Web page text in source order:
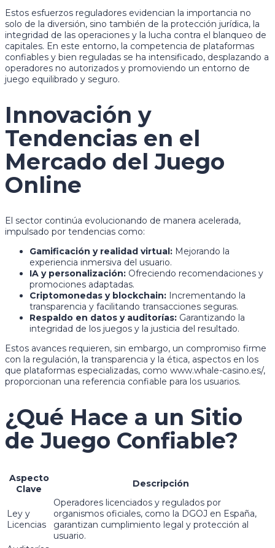
Estos esfuerzos reguladores evidencian la importancia no
solo de la diversión, sino también de la protección jurídica, la
integridad de las operaciones y la lucha contra el blanqueo de
capitales. En este entorno, la competencia de plataformas
confiables y bien reguladas se ha intensificado, desplazando a
operadores no autorizados y promoviendo un entorno de
juego equilibrado y seguro.
Innovación y
Tendencias en el
Mercado del Juego
Online
El sector continúa evolucionando de manera acelerada,
impulsado por tendencias como:
Gamificación y realidad virtual: Mejorando la
experiencia inmersiva del usuario.
IA y personalización: Ofreciendo recomendaciones y
promociones adaptadas.
Criptomonedas y blockchain: Incrementando la
transparencia y facilitando transacciones seguras.
Respaldo en datos y auditorías: Garantizando la
integridad de los juegos y la justicia del resultado.
Estos avances requieren, sin embargo, un compromiso firme
con la regulación, la transparencia y la ética, aspectos en los
que plataformas especializadas, como www.whale-casino.es/,
proporcionan una referencia confiable para los usuarios.
¿Qué Hace a un Sitio
de Juego Confiable?
Aspecto
Clave
Descripción
Ley y
Licencias
Operadores licenciados y regulados por
organismos oficiales, como la DGOJ en España,
garantizan cumplimiento legal y protección al
usuario.